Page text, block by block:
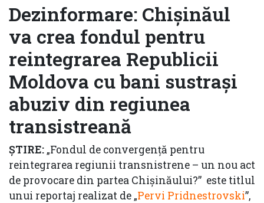
Dezinformare: Chișinăul
va crea fondul pentru
reintegrarea Republicii
Moldova cu bani sustrași
abuziv din regiunea
transistreană
ȘTIRE: „Fondul de convergență pentru
reintegrarea regiunii transnistrene – un nou act
de provocare din partea Chișinăului?” este titlul
unui reportaj realizat de „Pervi Pridnestrovski”,